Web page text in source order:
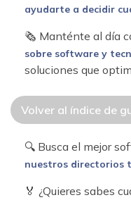
ayudarte a decidir
🗞 Manténte al día
sobre software y
soluciones que
Volver al índice de
🔍 Busca el mejor
nuestros directorios
🏅 ¿Quieres sabes